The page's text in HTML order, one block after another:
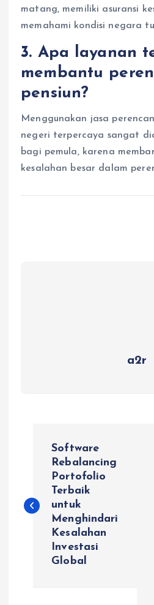
matang, memiliki asuransi
memahami kondisi negara
3. Apa layanan
membantu
pensiun?
Menggunakan jasa
negeri terpercaya sangat
bagi pemula, karena
kesalahan besar dalam
a2r
s
Software
Rebalancing
Portofolio
Terbaik
untuk
Menghindari
Kesalahan
Investasi
Global